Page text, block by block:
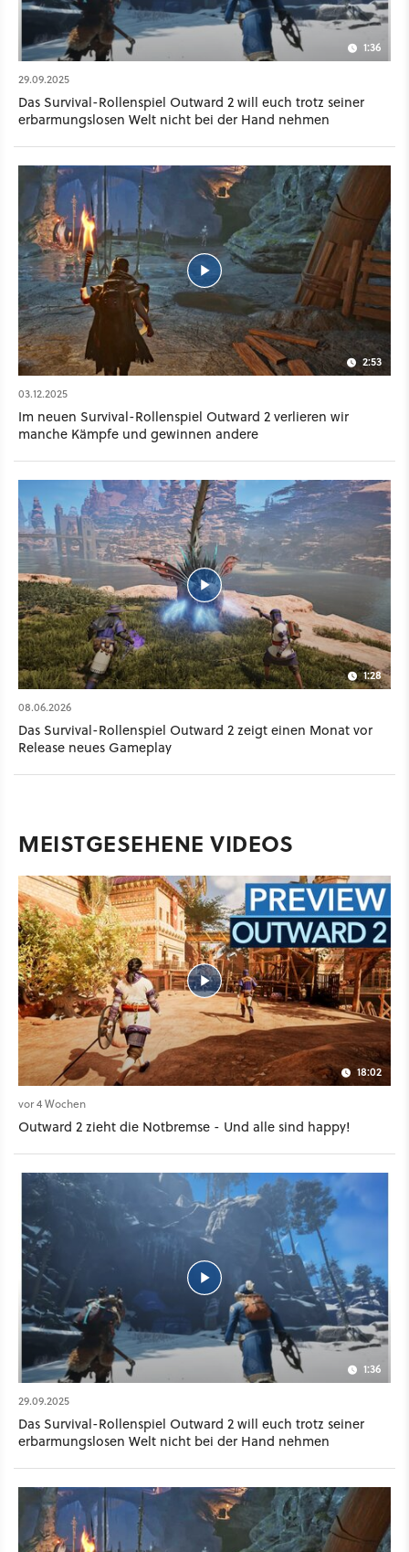
1:36
29.09.2025
Das Survival-Rollenspiel Outward 2 will euch trotz seiner
erbarmungslosen Welt nicht bei der Hand nehmen
2:53
03.12.2025
Im neuen Survival-Rollenspiel Outward 2 verlieren wir
manche Kämpfe und gewinnen andere
1:28
08.06.2026
Das Survival-Rollenspiel Outward 2 zeigt einen Monat vor
Release neues Gameplay
MEISTGESEHENE VIDEOS
18:02
vor 4 Wochen
Outward 2 zieht die Notbremse - Und alle sind happy!
1:36
29.09.2025
Das Survival-Rollenspiel Outward 2 will euch trotz seiner
erbarmungslosen Welt nicht bei der Hand nehmen